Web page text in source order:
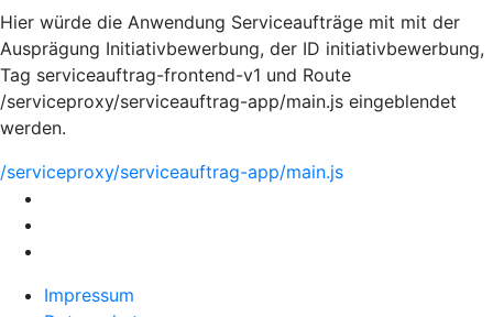
Hier würde die Anwendung Serviceaufträge mit mit der
Ausprägung Initiativbewerbung, der ID initiativbewerbung,
Tag serviceauftrag-frontend-v1 und Route
/serviceproxy/serviceauftrag-app/main.js eingeblendet
werden.
/serviceproxy/serviceauftrag-app/main.js
Impressum